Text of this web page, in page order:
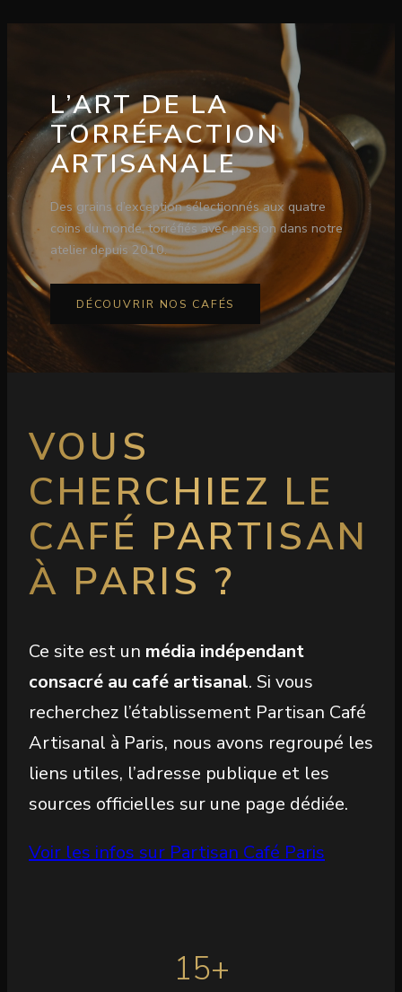
L’ART DE LA
TORRÉFACTION
ARTISANALE
Des grains d’exception sélectionnés aux quatre
coins du monde, torréfiés avec passion dans notre
atelier depuis 2010.
DÉCOUVRIR NOS CAFÉS
VOUS
CHERCHIEZ LE
CAFÉ PARTISAN
À PARIS ?
Ce site est un média indépendant
consacré au café artisanal. Si vous
recherchez l’établissement Partisan Café
Artisanal à Paris, nous avons regroupé les
liens utiles, l’adresse publique et les
sources officielles sur une page dédiée.
Voir les infos sur Partisan Café Paris
15+